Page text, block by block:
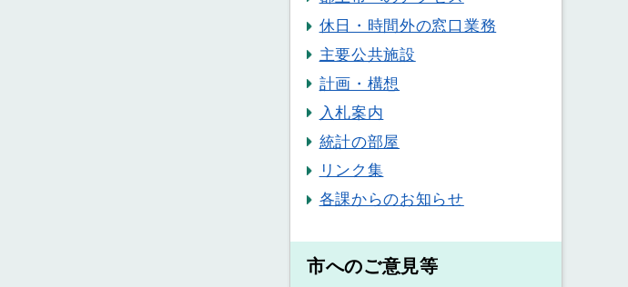
休日・時間外の窓口業務
主要公共施設
計画・構想
入札案内
統計の部屋
リンク集
各課からのお知らせ
市へのご意見等